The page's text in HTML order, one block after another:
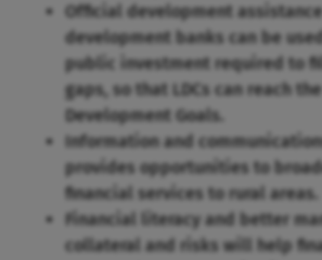
Official development
development banks can be
public investment required to
gaps, so that LDCs can reach
Development Goals.
Information and
provides opportunities to
financial services to rural areas.
Financial literacy and better
collateral and risks will help